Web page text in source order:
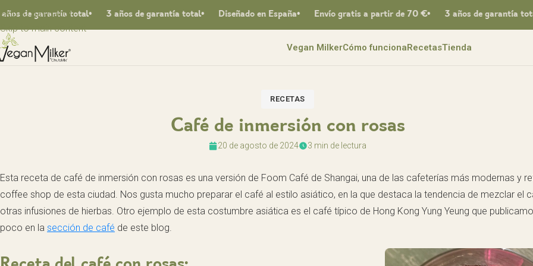
Skip to navigation
Skip to main content
de garantía total 3 años de garantía total Diseñado en España Envío gratis a partir de 70 € 3 años de garantía total
Vegan MilkerCómo funcionaRecetasTienda
RECETAS
Café de inmersión con rosas
20 de agosto de 2024 3 min de lectura
Esta receta de café de inmersión con rosas es una versión de Foom Café de Shangai, una de las cafeterías más modernas y
coffee shop de esta ciudad. Nos gusta mucho preparar el café al estilo asiático, en la que destaca la tendencia de mezclar el
otras infusiones de hierbas. Otro ejemplo de esta costumbre asiática es el café típico de Hong Kong Yung Yeung que
poco en la sección de café de este blog.